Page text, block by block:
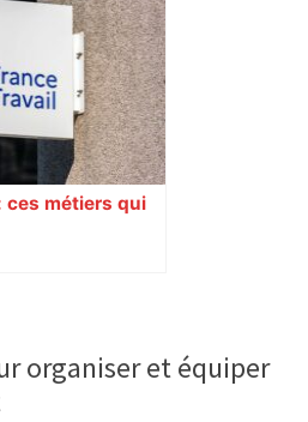
ces métiers qui
organiser et équiper